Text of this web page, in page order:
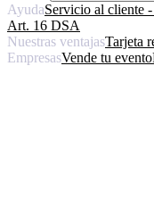
AyudaServicio al cliente
Art. 16 DSA
Nuestras ventajasTarjeta
EmpresasVende tu evento